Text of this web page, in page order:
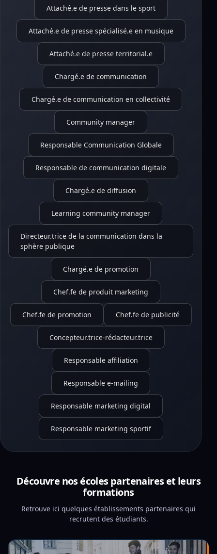
Attaché.e de presse dans le sport
Attaché.e de presse spécialisé.e en musique
Attaché.e de presse territorial.e
Chargé.e de communication
Chargé.e de communication en collectivité
Community manager
Responsable Communication Globale
Responsable de communication digitale
Chargé.e de diffusion
Learning community manager
Directeur.trice de la communication dans la
sphère publique
Chargé.e de promotion
Chef.fe de produit marketing
Chef.fe de promotion Chef.fe de publicité
Concepteur.trice-rédacteur.trice
Responsable affiliation
Responsable e-mailing
Responsable marketing digital
Responsable marketing sportif
Découvre nos écoles partenaires et leurs
formations
Retrouve ici quelques établissements partenaires qui
recrutent des étudiants.